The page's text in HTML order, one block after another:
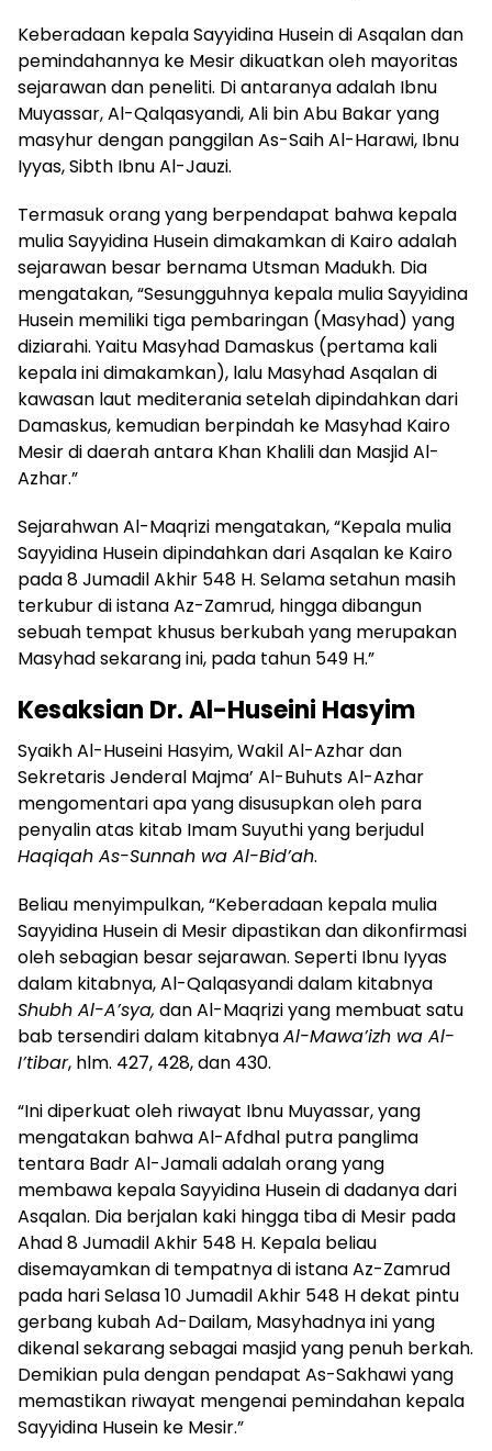
Keberadaan kepala Sayyidina Husein di Asqalan dan
pemindahannya ke Mesir dikuatkan oleh mayoritas
sejarawan dan peneliti. Di antaranya adalah Ibnu
Muyassar, Al-Qalqasyandi, Ali bin Abu Bakar yang
masyhur dengan panggilan As-Saih Al-Harawi, Ibnu
Iyyas, Sibth Ibnu Al-Jauzi.
Termasuk orang yang berpendapat bahwa kepala
mulia Sayyidina Husein dimakamkan di Kairo adalah
sejarawan besar bernama Utsman Madukh. Dia
mengatakan, “Sesungguhnya kepala mulia Sayyidina
Husein memiliki tiga pembaringan (Masyhad) yang
diziarahi. Yaitu Masyhad Damaskus (pertama kali
kepala ini dimakamkan), lalu Masyhad Asqalan di
kawasan laut mediterania setelah dipindahkan dari
Damaskus, kemudian berpindah ke Masyhad Kairo
Mesir di daerah antara Khan Khalili dan Masjid Al-
Azhar.”
Sejarahwan Al-Maqrizi mengatakan, “Kepala mulia
Sayyidina Husein dipindahkan dari Asqalan ke Kairo
pada 8 Jumadil Akhir 548 H. Selama setahun masih
terkubur di istana Az-Zamrud, hingga dibangun
sebuah tempat khusus berkubah yang merupakan
Masyhad sekarang ini, pada tahun 549 H.”
Kesaksian Dr. Al-Huseini Hasyim
Syaikh Al-Huseini Hasyim, Wakil Al-Azhar dan
Sekretaris Jenderal Majma’ Al-Buhuts Al-Azhar
mengomentari apa yang disusupkan oleh para
penyalin atas kitab Imam Suyuthi yang berjudul
Haqiqah As-Sunnah wa Al-Bid’ah.
Beliau menyimpulkan, “Keberadaan kepala mulia
Sayyidina Husein di Mesir dipastikan dan dikonfirmasi
oleh sebagian besar sejarawan. Seperti Ibnu Iyyas
dalam kitabnya, Al-Qalqasyandi dalam kitabnya
Shubh Al-A’sya, dan Al-Maqrizi yang membuat satu
bab tersendiri dalam kitabnyaAl-Mawa’izh wa Al-
I’tibar, hlm. 427, 428, dan 430.
“Ini diperkuat oleh riwayat Ibnu Muyassar, yang
mengatakan bahwa Al-Afdhal putra panglima
tentara Badr Al-Jamali adalah orang yang
membawa kepala Sayyidina Husein di dadanya dari
Asqalan. Dia berjalan kaki hingga tiba di Mesir pada
Ahad 8 Jumadil Akhir 548 H. Kepala beliau
disemayamkan di tempatnya di istana Az-Zamrud
pada hari Selasa 10 Jumadil Akhir 548 H dekat pintu
gerbang kubah Ad-Dailam, Masyhadnya ini yang
dikenal sekarang sebagai masjid yang penuh berkah.
Demikian pula dengan pendapat As-Sakhawi yang
memastikan riwayat mengenai pemindahan kepala
Sayyidina Husein ke Mesir.”